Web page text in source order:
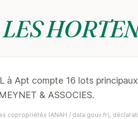
LES
à Apt compte 16 lots
& ASSOCIES.
copropriétés (ANAH / data.gouv.fr),